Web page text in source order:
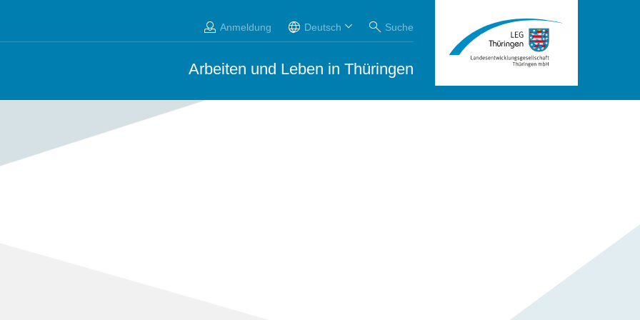
Anmeldung Deutsch Suche
Arbeiten und Leben in Thüringen